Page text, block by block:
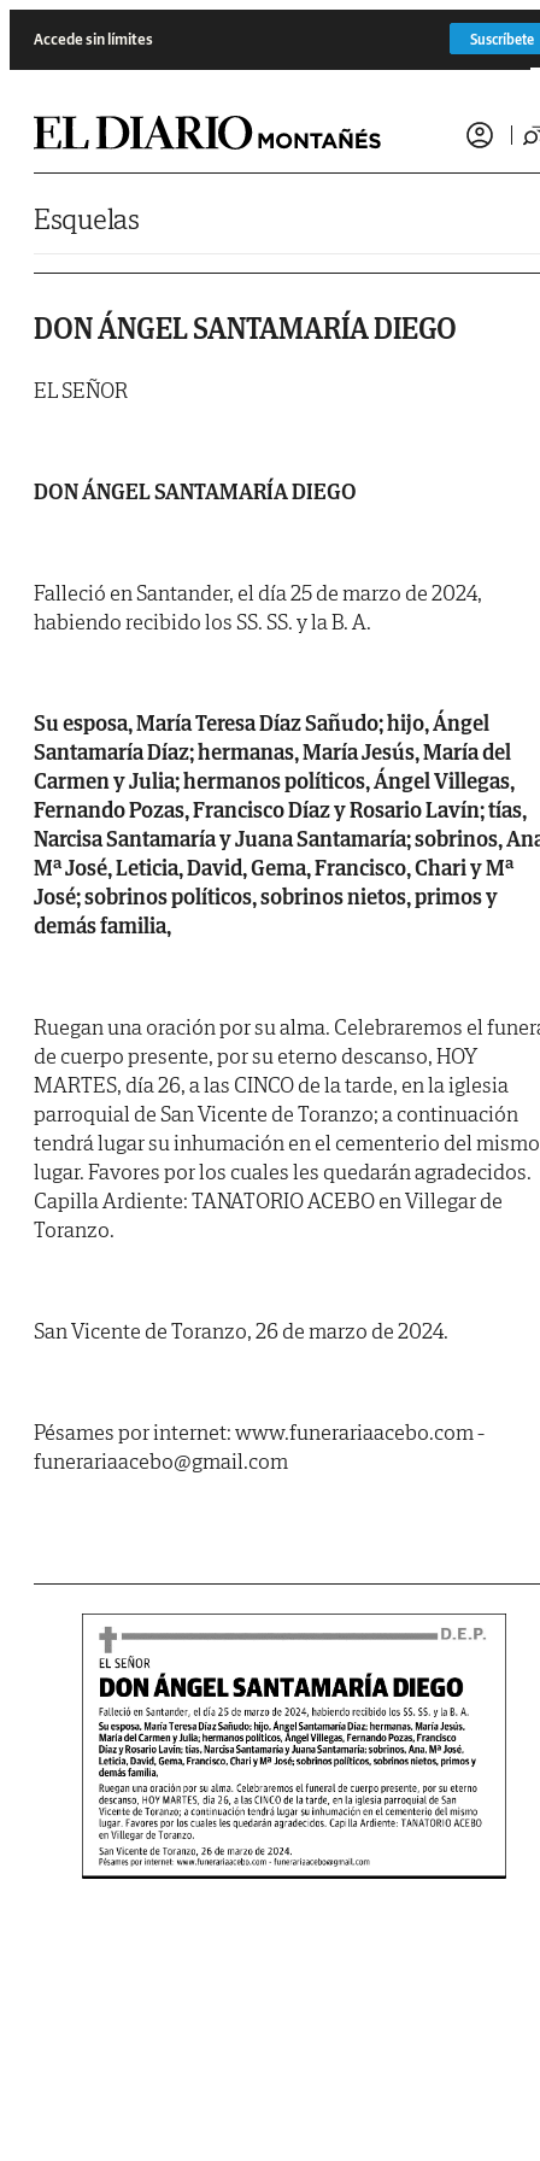
Accede sin límites Suscríbete
Esquelas
DON ÁNGEL SANTAMARÍA DIEGO
EL SEÑOR
DON ÁNGEL SANTAMARÍA DIEGO
Falleció en Santander, el día 25 de marzo de 2024,
habiendo recibido los SS. SS. y la B. A.
Su esposa, María Teresa Díaz Sañudo; hijo, Ángel
Santamaría Díaz; hermanas, María Jesús, María del
Carmen y Julia; hermanos políticos, Ángel Villegas,
Fernando Pozas, Francisco Díaz y Rosario Lavín; tías,
Narcisa Santamaría y Juana Santamaría; sobrinos,
Mª José, Leticia, David, Gema, Francisco, Chari y Mª
José; sobrinos políticos, sobrinos nietos, primos y
demás familia,
Ruegan una oración por su alma. Celebraremos el
de cuerpo presente, por su eterno descanso, HOY
MARTES, día 26, a las CINCO de la tarde, en la iglesia
parroquial de San Vicente de Toranzo; a continuación
tendrá lugar su inhumación en el cementerio del mismo
lugar. Favores por los cuales les quedarán agradecidos.
Capilla Ardiente: TANATORIO ACEBO en Villegar de
Toranzo.
San Vicente de Toranzo, 26 de marzo de 2024.
Pésames por internet: www.funerariaacebo.com -
funerariaacebo@gmail.com